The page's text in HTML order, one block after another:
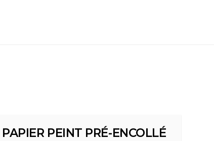
PAPIER PEINT PRÉ-ENCOLLÉ